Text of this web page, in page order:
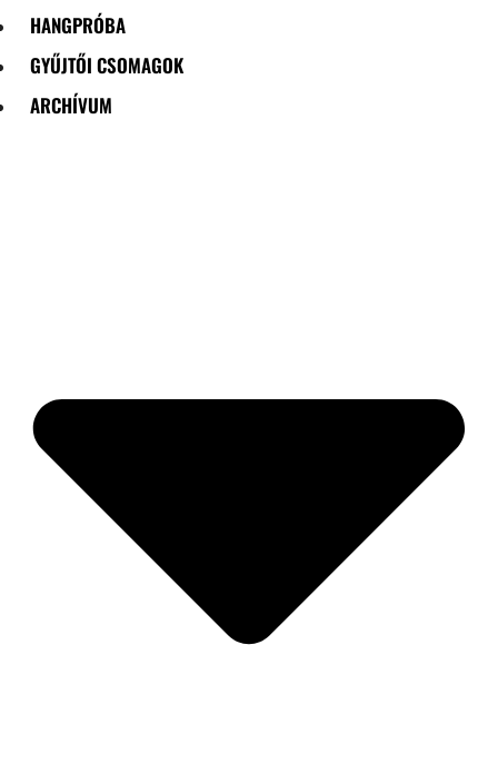
HANGPRÓBA
GYŰJTŐI CSOMAGOK
ARCHÍVUM